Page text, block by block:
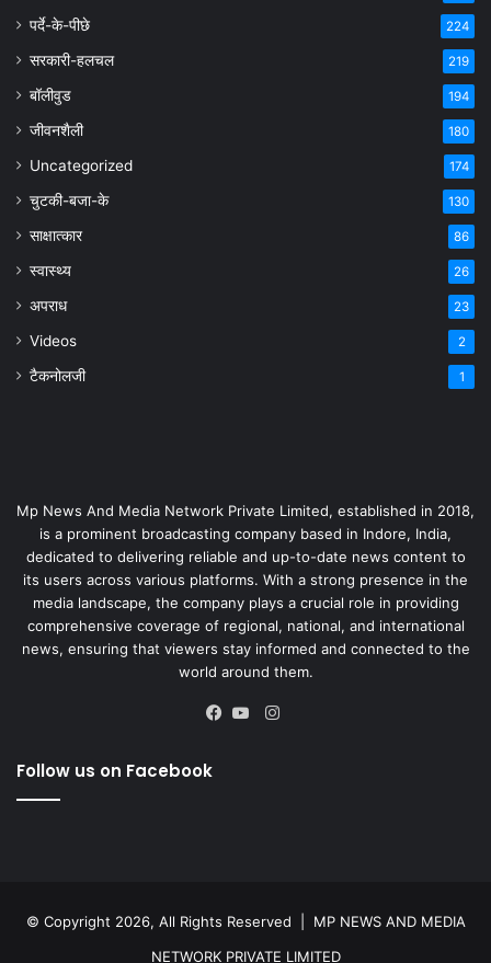
पर्दे-के-पीछे 224
सरकारी-हलचल 219
बॉलीवुड 194
जीवनशैली 180
Uncategorized 174
चुटकी-बजा-के 130
साक्षात्कार 86
स्वास्थ्य 26
अपराध 23
Videos 2
टैकनोलजी 1
Mp News And Media Network Private Limited, established in 2018,
is a prominent broadcasting company based in Indore, India,
dedicated to delivering reliable and up-to-date news content to
its users across various platforms. With a strong presence in the
media landscape, the company plays a crucial role in providing
comprehensive coverage of regional, national, and international
news, ensuring that viewers stay informed and connected to the
world around them.
Instagram
Follow us on Facebook
© Copyright 2026, All Rights Reserved | MP NEWS AND MEDIA
NETWORK PRIVATE LIMITED